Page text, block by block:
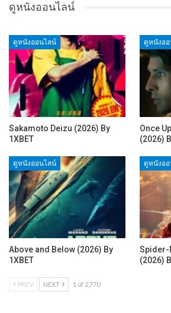
ดูหนังออนไลน์
ดูหนังออนไลน์
Sakamoto Deizu (2026) By
1XBET
ดูหนังอ
Once
(2026)
ดูหนังออนไลน์
Above and Below (2026) By
1XBET
ดูหนังอ
Spider-
(2026)
PREV NEXT 1 of 2,770